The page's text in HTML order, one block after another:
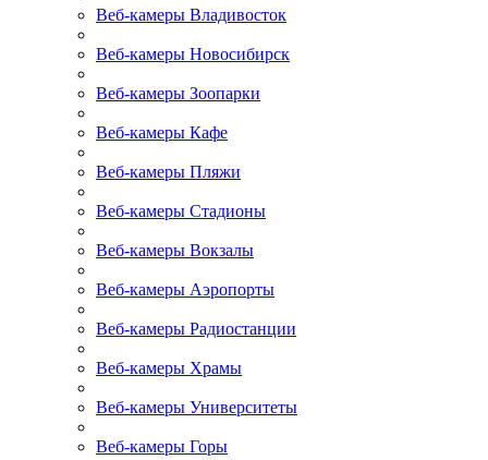
Веб-камеры Владивосток
Веб-камеры Новосибирск
Веб-камеры Зоопарки
Веб-камеры Кафе
Веб-камеры Пляжи
Веб-камеры Стадионы
Веб-камеры Вокзалы
Веб-камеры Аэропорты
Веб-камеры Радиостанции
Веб-камеры Храмы
Веб-камеры Университеты
Веб-камеры Горы